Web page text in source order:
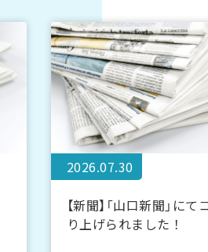
2026.07.30
【新聞】「山口新聞」に
り上げられました！